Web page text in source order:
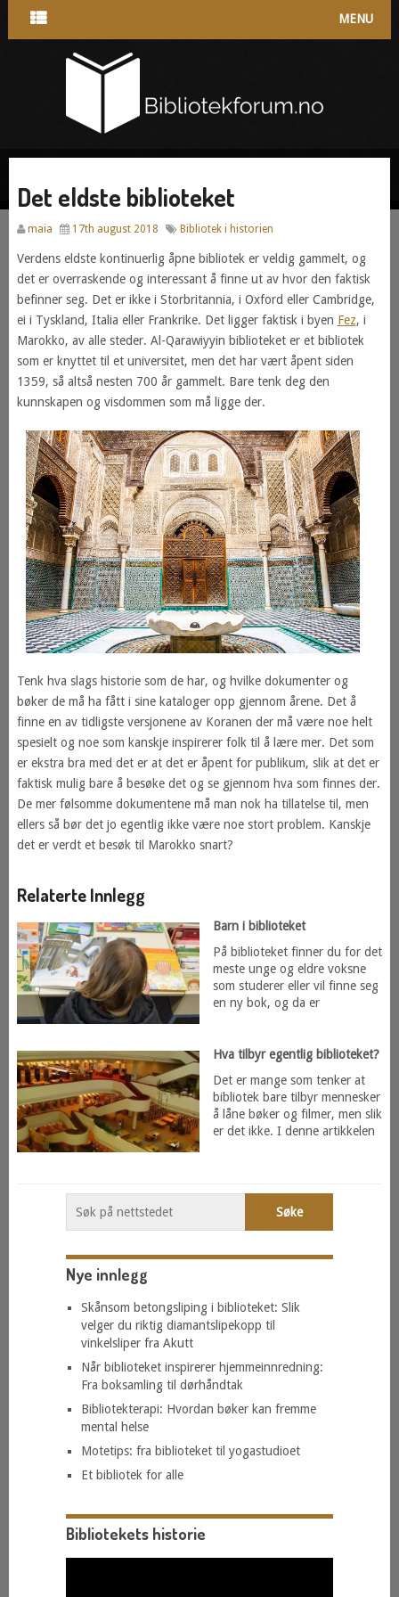
MENU
Det eldste biblioteket
maia 17th august 2018 Bibliotek i historien
Verdens eldste kontinuerlig åpne bibliotek er veldig gammelt, og
det er overraskende og interessant å finne ut av hvor den faktisk
befinner seg. Det er ikke i Storbritannia, i Oxford eller Cambridge,
ei i Tyskland, Italia eller Frankrike. Det ligger faktisk i byen Fez, i
Marokko, av alle steder. Al-Qarawiyyin biblioteket er et bibliotek
som er knyttet til et universitet, men det har vært åpent siden
1359, så altså nesten 700 år gammelt. Bare tenk deg den
kunnskapen og visdommen som må ligge der.
Tenk hva slags historie som de har, og hvilke dokumenter og
bøker de må ha fått i sine kataloger opp gjennom årene. Det å
finne en av tidligste versjonene av Koranen der må være noe helt
spesielt og noe som kanskje inspirerer folk til å lære mer. Det som
er ekstra bra med det er at det er åpent for publikum, slik at det er
faktisk mulig bare å besøke det og se gjennom hva som finnes der.
De mer følsomme dokumentene må man nok ha tillatelse til, men
ellers så bør det jo egentlig ikke være noe stort problem. Kanskje
det er verdt et besøk til Marokko snart?
Relaterte Innlegg
Barn i biblioteket
På biblioteket finner du for det
meste unge og eldre voksne
som studerer eller vil finne seg
en ny bok, og da er
Hva tilbyr egentlig biblioteket?
Det er mange som tenker at
bibliotek bare tilbyr mennesker
å låne bøker og filmer, men slik
er det ikke. I denne artikkelen
Nye innlegg
Skånsom betongsliping i biblioteket: Slik
velger du riktig diamantslipekopp til
vinkelsliper fra Akutt
Når biblioteket inspirerer hjemmeinnredning:
Fra boksamling til dørhåndtak
Bibliotekterapi: Hvordan bøker kan fremme
mental helse
Motetips: fra biblioteket til yogastudioet
Et bibliotek for alle
Bibliotekets historie